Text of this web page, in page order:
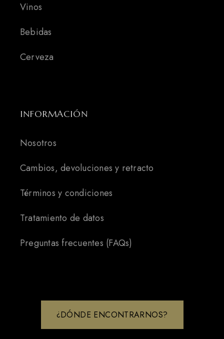
Vinos
Bebidas
Cerveza
INFORMACIÓN
Nosotros
Cambios, devoluciones y retracto
Términos y condiciones
Tratamiento de datos
Preguntas frecuentes (FAQs)
¿DÓNDE ENCONTRARNOS?